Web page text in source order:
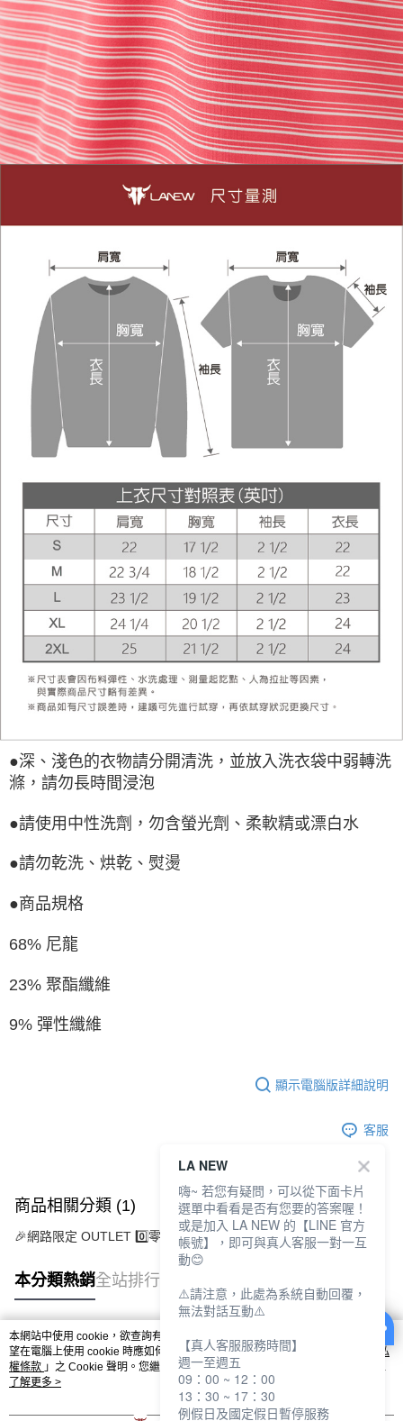
●深、淺色的衣物請分開清洗，並放入洗衣袋中弱轉洗
滌，請勿長時間浸泡
●請使用中性洗劑，勿含螢光劑、柔軟精或漂白水
●請勿乾洗、烘乾、熨燙
●商品規格
68% 尼龍
23% 聚酯纖維
9% 彈性纖維
顯示電腦版詳細說明
客服
商品相關分類 (1)
🎉網路限定 OUTLET 0️⃣零碼特價出清 OUTLET服飾
本分類熱銷全站排行
熱門標籤
本網站中使用 cookie，欲查詢有關本網站使用 cookie 方式之詳情，及若您不希
望在電腦上使用 cookie 時應如何變更電腦的 cookie 設定，請參閱本網站「
隱私
權條款 」之 Cookie 聲明。您繼續使用本網站即表示您同意本公司得按本網站使
用條款之 Cookie 聲明使用 cookie。
了解更多 >
LA NEW
嗨~ 若您有疑問，可以從下面卡片
選單中看看是否有您要的答案喔！
或是加入 LA NEW 的【LINE 官方
帳號】，即可與真人客服一對一互
動😊
⚠️請注意，此處為系統自動回覆，
無法對話互動⚠️
【真人客服服務時間】
週一至週五
09：00 ~ 12：00
13：30 ~ 17：30
例假日及國定假日暫停服務